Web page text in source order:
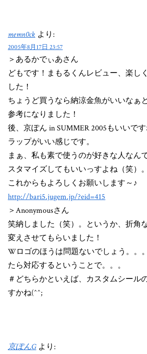
memn0ck より:
2005年8月17日 23:57
＞あるかでぃあさん
どもです！まもるくんレビュー、楽し
した！
ちょうど買うなら納涼金魚がいいなぁ
参考になりました！
後、京ぽん in SUMMER 2005もいいで
ラップがいい感じです。
まぁ、私も素で使うのが好きな人なん
スタマイズしてもいいっすよね（笑）。
これからもよろしくお願いします～♪
http://bari5.jugem.jp/?eid=415
＞Anonymousさん
笑納しました（笑）。というか、折角
変えさせてもらいました！
Wロゴのほうは問題ないでしょう。。
たら対応するということで。。。
＃どちらかといえば、カスタムシール
すかね(^^;
京ぽんG より: